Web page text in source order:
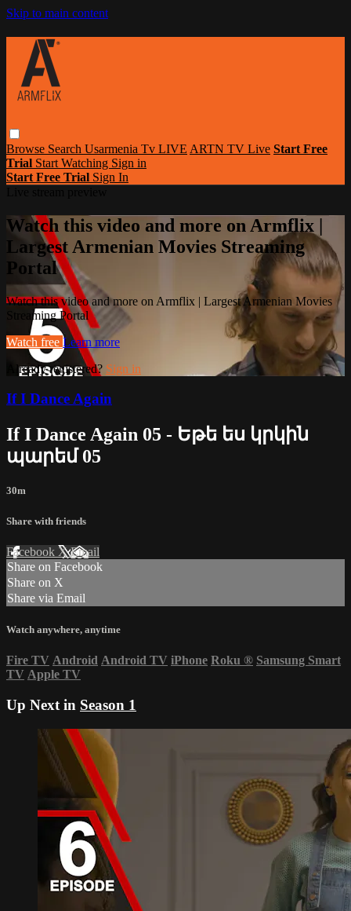
Skip to main content
Browse Search Usarmenia Tv LIVE ARTN TV Live Start Free
Trial Start Watching Sign in
Start Free Trial Sign In
Watch this video and more on Armflix |
Largest Armenian Movies Streaming
Portal
Watch this video and more on Armflix | Largest Armenian Movies
Streaming Portal
Watch free Learn more
Already registered? Sign in
If I Dance Again
If I Dance Again 05 - Եթե ես կրկին
պարեմ 05
30m
Share with friends
Facebook XEmail
Share on Facebook
Share on X
Share via Email
Watch anywhere, anytime
Fire TV Android Android TV iPhone Roku ® Samsung Smart
TV Apple TV
Up Next in Season 1